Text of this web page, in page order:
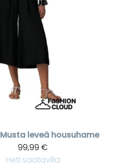
Musta leveä housuhame
99,99 €
Heti saatavilla